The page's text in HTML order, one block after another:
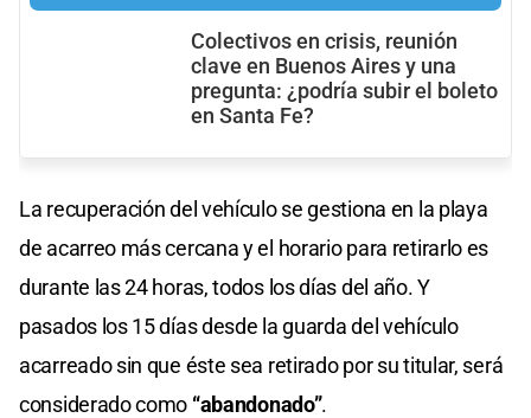
Colectivos en crisis, reunión
clave en Buenos Aires y una
pregunta: ¿podría subir el boleto
en Santa Fe?
La recuperación del vehículo se gestiona en la playa
de acarreo más cercana y el horario para retirarlo es
durante las 24 horas, todos los días del año. Y
pasados los 15 días desde la guarda del vehículo
acarreado sin que éste sea retirado por su titular, será
considerado como “abandonado”.